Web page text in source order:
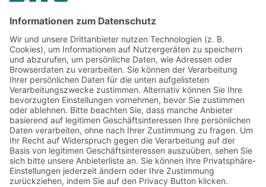
Jetzt beim BITO Newsletter
anmelden:
Lager- & Logistiknews
Exklusive Rabatte
Neuheiten
Newsletter abonnieren